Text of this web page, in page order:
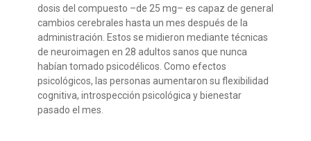
dosis del compuesto –de 25 mg– es capaz de general
cambios cerebrales hasta un mes después de la
administración. Estos se midieron mediante técnicas
de neuroimagen en 28 adultos sanos que nunca
habían tomado psicodélicos. Como efectos
psicológicos, las personas aumentaron su flexibilidad
cognitiva, introspección psicológica y bienestar
pasado el mes.